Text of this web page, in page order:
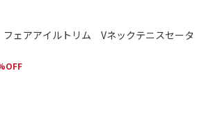
ェアアイルトリム Vネックテニスセータ